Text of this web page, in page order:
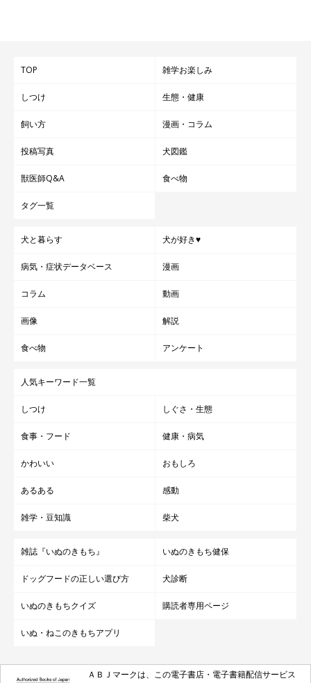
TOP 雑学お楽しみ
しつけ 生態・健康
飼い方 漫画・コラム
投稿写真 犬図鑑
獣医師Q&A 食べ物
タグ一覧
犬と暮らす 犬が好き♥
病気・症状データベース 漫画
コラム 動画
画像 解説
食べ物 アンケート
人気キーワード一覧
しつけ しぐさ・生態
食事・フード 健康・病気
かわいい おもしろ
あるある 感動
雑学・豆知識 柴犬
雑誌『いぬのきもち』 いぬのきもち健保
ドッグフードの正しい選び方 犬診断
いぬのきもちクイズ 購読者専用ページ
いぬ・ねこのきもちアプリ
ＡＢＪマークは、この電子書店・電子書籍配信サービス